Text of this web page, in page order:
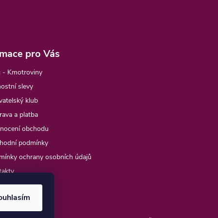
pro Vás
- Kmotroviny
slevy
klub
a platba
obchodu
podmínky
ochrany osobních údajů
objednávka